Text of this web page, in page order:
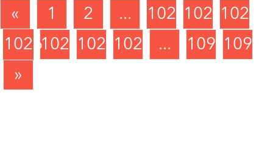
« 1 2 ... 102310241025
1026102710281029 ... 10901091
»